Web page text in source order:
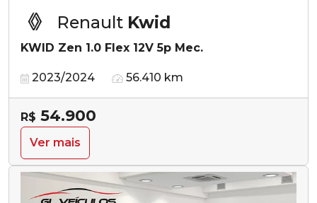
Renault Kwid
KWID Zen 1.0 Flex 12V 5p Mec.
2023/2024 56.410 km
R$ 54.900
Ver mais